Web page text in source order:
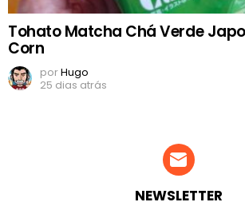
Tohato Matcha Chá Verde
Corn
porHugo
25 dias atrás
NEWSLETTER